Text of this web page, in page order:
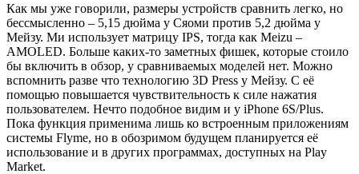
Как мы уже говорили, размеры устройств сравнить легко, но
бессмысленно – 5,15 дюйма у Сяоми против 5,2 дюйма у
Мейзу. Ми использует матрицу IPS, тогда как Meizu –
AMOLED. Больше каких-то заметных фишек, которые стоило
бы включить в обзор, у сравниваемых моделей нет. Можно
вспомнить разве что технологию 3D Press у Мейзу. С её
помощью повышается чувствительность к силе нажатия
пользователем. Нечто подобное видим и у iPhone 6S/Plus.
Пока функция применима лишь ко встроенным приложениям
системы Flyme, но в обозримом будущем планируется её
использование и в других программах, доступных на Play
Market.